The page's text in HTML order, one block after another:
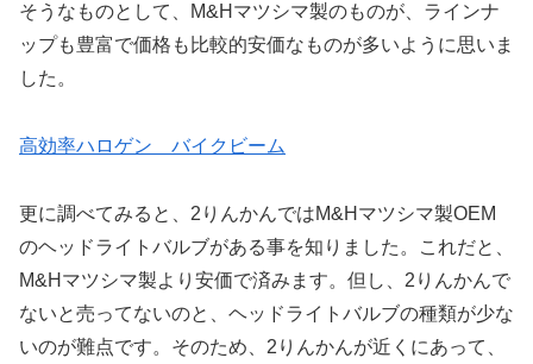
そうなものとして、M&Hマツシマ製のものが、ラインナ
ップも豊富で価格も比較的安価なものが多いように思いま
した。
高効率ハロゲン バイクビーム
更に調べてみると、2りんかんではM&Hマツシマ製OEM
のヘッドライトバルブがある事を知りました。これだと、
M&Hマツシマ製より安価で済みます。但し、2りんかんで
ないと売ってないのと、ヘッドライトバルブの種類が少な
いのが難点です。そのため、2りんかんが近くにあって、